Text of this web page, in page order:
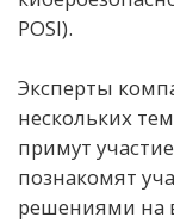
POSI).
Эксперты
нескольких
примут
познакомят
решениями на